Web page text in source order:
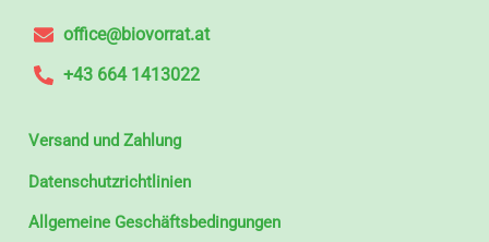
office@biovorrat.at
+43 664 1413022
Versand und Zahlung
Datenschutzrichtlinien
Allgemeine Geschäftsbedingungen